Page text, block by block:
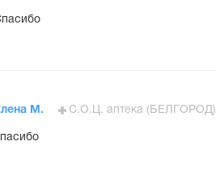
М. С.О.Ц. аптека (БЕЛГОРОД)